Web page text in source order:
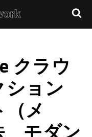
クラウ
ション
メ